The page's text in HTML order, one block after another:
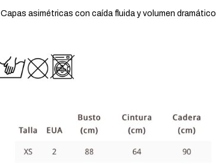
Capas asimétricas con caída fluida y volumen dramático